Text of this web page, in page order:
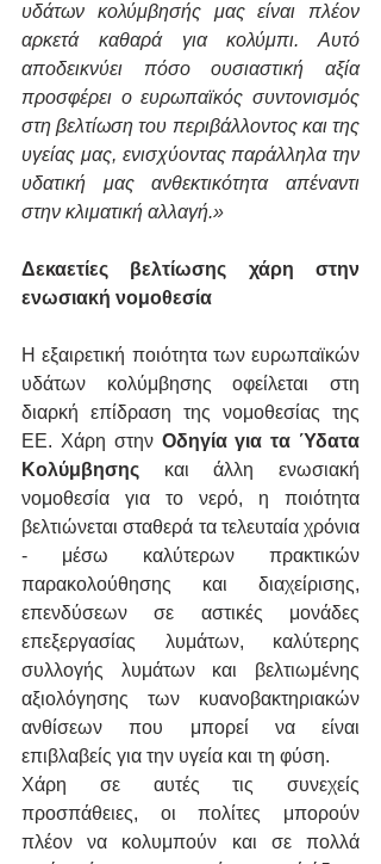
υδάτων κολύμβησής μας είναι πλέον
αρκετά καθαρά για κολύμπι. Αυτό
αποδεικνύει πόσο ουσιαστική αξία
προσφέρει ο ευρωπαϊκός συντονισμός
στη βελτίωση του περιβάλλοντος και της
υγείας μας, ενισχύοντας παράλληλα την
υδατική μας ανθεκτικότητα απέναντι
στην κλιματική αλλαγή.»
Δεκαετίες βελτίωσης χάρη στην
ενωσιακή νομοθεσία
Η εξαιρετική ποιότητα των ευρωπαϊκών
υδάτων κολύμβησης οφείλεται στη
διαρκή επίδραση της νομοθεσίας της
ΕΕ. Χάρη στην Οδηγία για τα Ύδατα
Κολύμβησης και άλλη ενωσιακή
νομοθεσία για το νερό, η ποιότητα
βελτιώνεται σταθερά τα τελευταία χρόνια
- μέσω καλύτερων πρακτικών
παρακολούθησης και διαχείρισης,
επενδύσεων σε αστικές μονάδες
επεξεργασίας λυμάτων, καλύτερης
συλλογής λυμάτων και βελτιωμένης
αξιολόγησης των κυανοβακτηριακών
ανθίσεων που μπορεί να είναι
επιβλαβείς για την υγεία και τη φύση.
Χάρη σε αυτές τις συνεχείς
προσπάθειες, οι πολίτες μπορούν
πλέον να κολυμπούν και σε πολλά